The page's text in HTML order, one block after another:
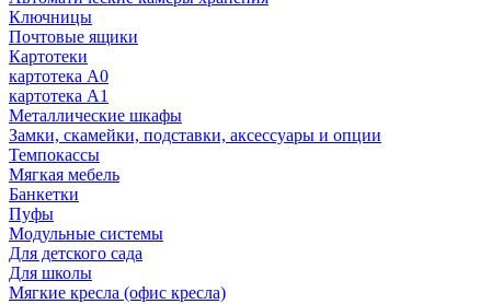
Ключницы
Почтовые ящики
Картотеки
картотека А0
картотека А1
Металлические шкафы
Замки, скамейки, подставки, аксессуары и опции
Темпокассы
Мягкая мебель
Банкетки
Пуфы
Модульные системы
Для детского сада
Для школы
Мягкие кресла (офис кресла)